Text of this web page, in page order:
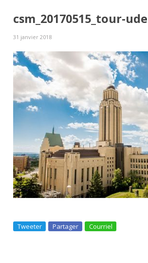
csm_20170515_tour-
31 janvier 2018
Tweeter Partager Courriel